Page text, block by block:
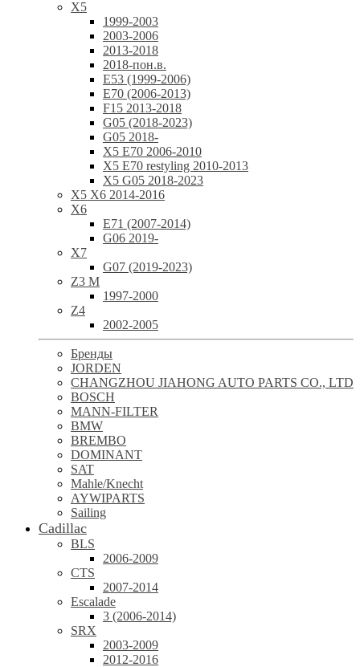
X5
1999-2003
2003-2006
2013-2018
2018-пон.в.
E53 (1999-2006)
E70 (2006-2013)
F15 2013-2018
G05 (2018-2023)
G05 2018-
X5 E70 2006-2010
X5 E70 restyling 2010-2013
X5 G05 2018-2023
X5 X6 2014-2016
X6
E71 (2007-2014)
G06 2019-
X7
G07 (2019-2023)
Z3 M
1997-2000
Z4
2002-2005
Бренды
JORDEN
CHANGZHOU JIAHONG AUTO PARTS CO., LTD
BOSCH
MANN-FILTER
BMW
BREMBO
DOMINANT
SAT
Mahle/Knecht
AYWIPARTS
Sailing
Cadillac
BLS
2006-2009
CTS
2007-2014
Escalade
3 (2006-2014)
SRX
2003-2009
2012-2016